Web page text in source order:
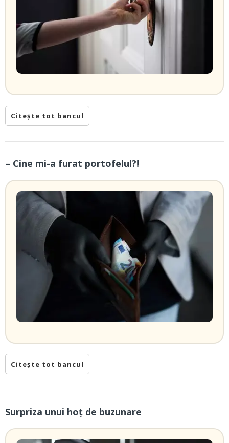
Citește tot bancul
– Cine mi-a furat portofelul?!
Citește tot bancul
Surpriza unui hoţ de buzunare